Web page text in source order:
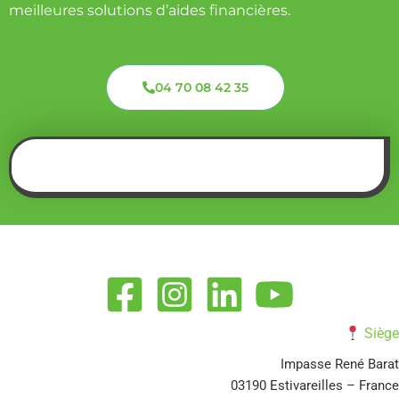
meilleures solutions d’aides financières.
04 70 08 42 35
Siège
Impasse René Barat
03190 Estivareilles – France